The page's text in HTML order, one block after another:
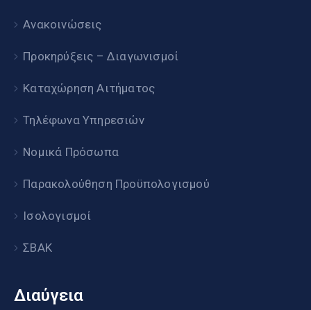
Ανακοινώσεις
Προκηρύξεις – Διαγωνισμοί
Καταχώρηση Αιτήματος
Τηλέφωνα Υπηρεσιών
Νομικά Πρόσωπα
Παρακολούθηση Προϋπολογισμού
Ισολογισμοί
ΣΒΑΚ
Διαύγεια